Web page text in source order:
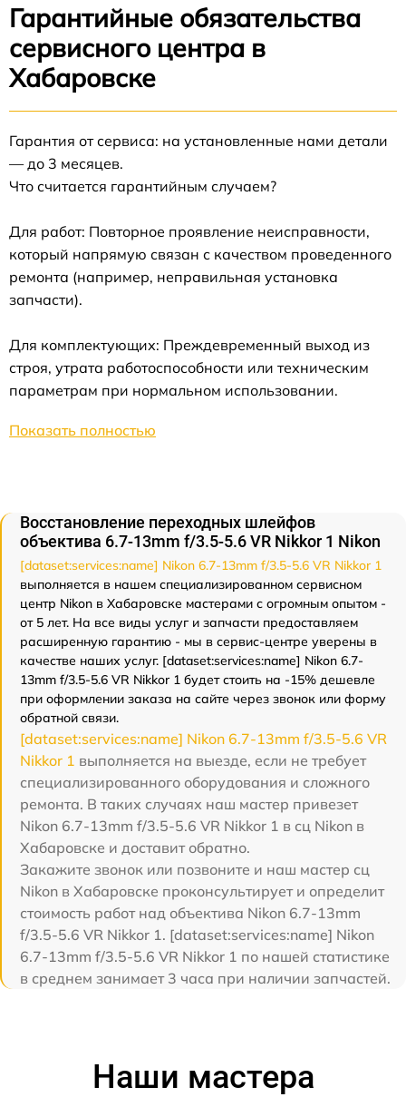
Гарантийные обязательства
сервисного центра в
Хабаровске
Гарантия от сервиса: на установленные нами детали
— до 3 месяцев.
Что считается гарантийным случаем?
Для работ: Повторное проявление неисправности,
который напрямую связан с качеством проведенного
ремонта (например, неправильная установка
запчасти).
Для комплектующих: Преждевременный выход из
строя, утрата работоспособности или техническим
параметрам при нормальном использовании.
Показать полностью
Восстановление переходных шлейфов
объектива 6.7-13mm f/3.5-5.6 VR Nikkor 1 Nikon
[dataset:services:name] Nikon 6.7-13mm f/3.5-5.6 VR Nikkor 1
выполняется в нашем специализированном сервисном
центр Nikon в Хабаровске мастерами с огромным опытом -
от 5 лет. На все виды услуг и запчасти предоставляем
расширенную гарантию - мы в сервис-центре уверены в
качестве наших услуг. [dataset:services:name] Nikon 6.7-
13mm f/3.5-5.6 VR Nikkor 1 будет стоить на -15% дешевле
при оформлении заказа на сайте через звонок или форму
обратной связи.
[dataset:services:name] Nikon 6.7-13mm f/3.5-5.6 VR
Nikkor 1 выполняется на выезде, если не требует
специализированного оборудования и сложного
ремонта. В таких случаях наш мастер привезет
Nikon 6.7-13mm f/3.5-5.6 VR Nikkor 1 в сц Nikon в
Хабаровске и доставит обратно.
Закажите звонок или позвоните и наш мастер сц
Nikon в Хабаровске проконсультирует и определит
стоимость работ над объектива Nikon 6.7-13mm
f/3.5-5.6 VR Nikkor 1. [dataset:services:name] Nikon
6.7-13mm f/3.5-5.6 VR Nikkor 1 по нашей статистике
в среднем занимает 3 часа при наличии запчастей.
Наши мастера